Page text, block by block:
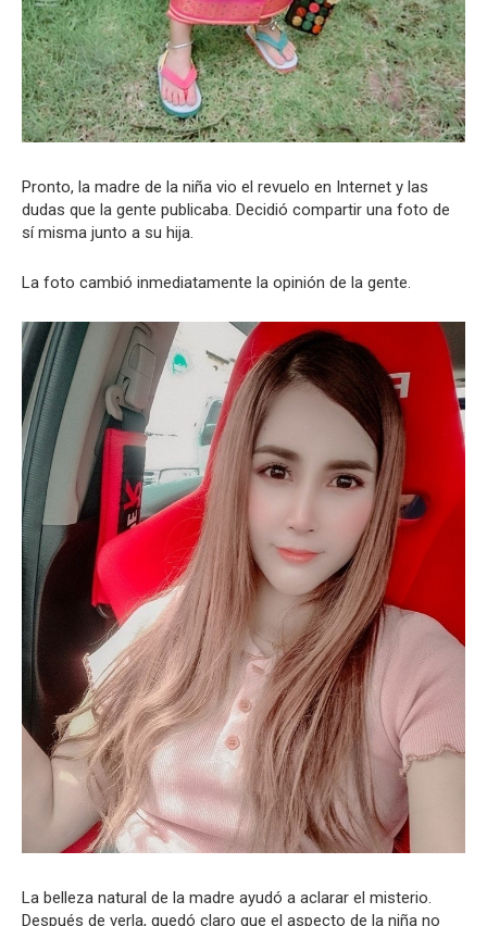
Pronto, la madre de la niña vio el revuelo en Internet y las
dudas que la gente publicaba. Decidió compartir una foto de
sí misma junto a su hija.
La foto cambió inmediatamente la opinión de la gente.
La belleza natural de la madre ayudó a aclarar el misterio.
Después de verla, quedó claro que el aspecto de la niña no